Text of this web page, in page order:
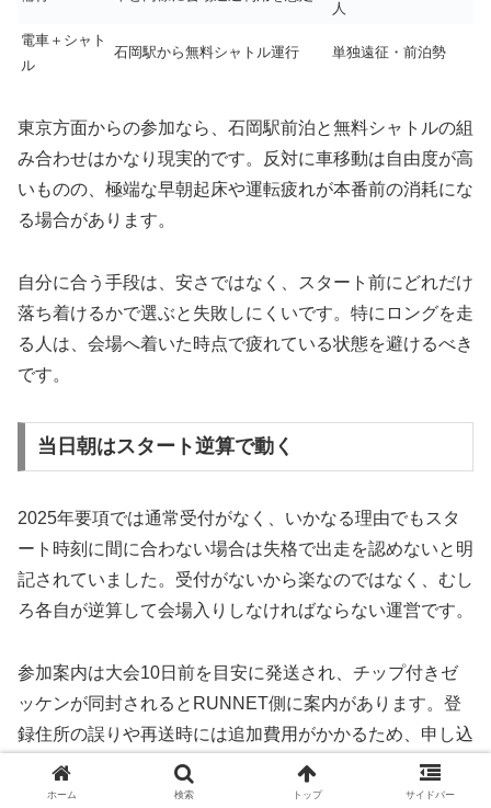
人
電車＋シャト
ル
石岡駅から無料シャトル運行 単独遠征・前泊勢
東京方面からの参加なら、石岡駅前泊と無料シャトルの組
み合わせはかなり現実的です。反対に車移動は自由度が高
いものの、極端な早朝起床や運転疲れが本番前の消耗にな
る場合があります。
自分に合う手段は、安さではなく、スタート前にどれだけ
落ち着けるかで選ぶと失敗しにくいです。特にロングを走
る人は、会場へ着いた時点で疲れている状態を避けるべき
です。
当日朝はスタート逆算で動く
2025年要項では通常受付がなく、いかなる理由でもスタ
ート時刻に間に合わない場合は失格で出走を認めないと明
記されていました。受付がないから楽なのではなく、むし
ろ各自が逆算して会場入りしなければならない運営です。
参加案内は大会10日前を目安に発送され、チップ付きゼ
ッケンが同封されるとRUNNET側に案内があります。登
録住所の誤りや再送時には追加費用がかかるため、申し込
み段階で住所情報を正しく入れることも意外に重要です。
ホーム 検索 トップ サイドバー